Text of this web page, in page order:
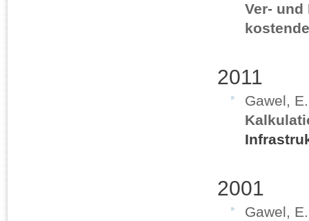
Ver-
2011
Gawel,
2001
Gawel,